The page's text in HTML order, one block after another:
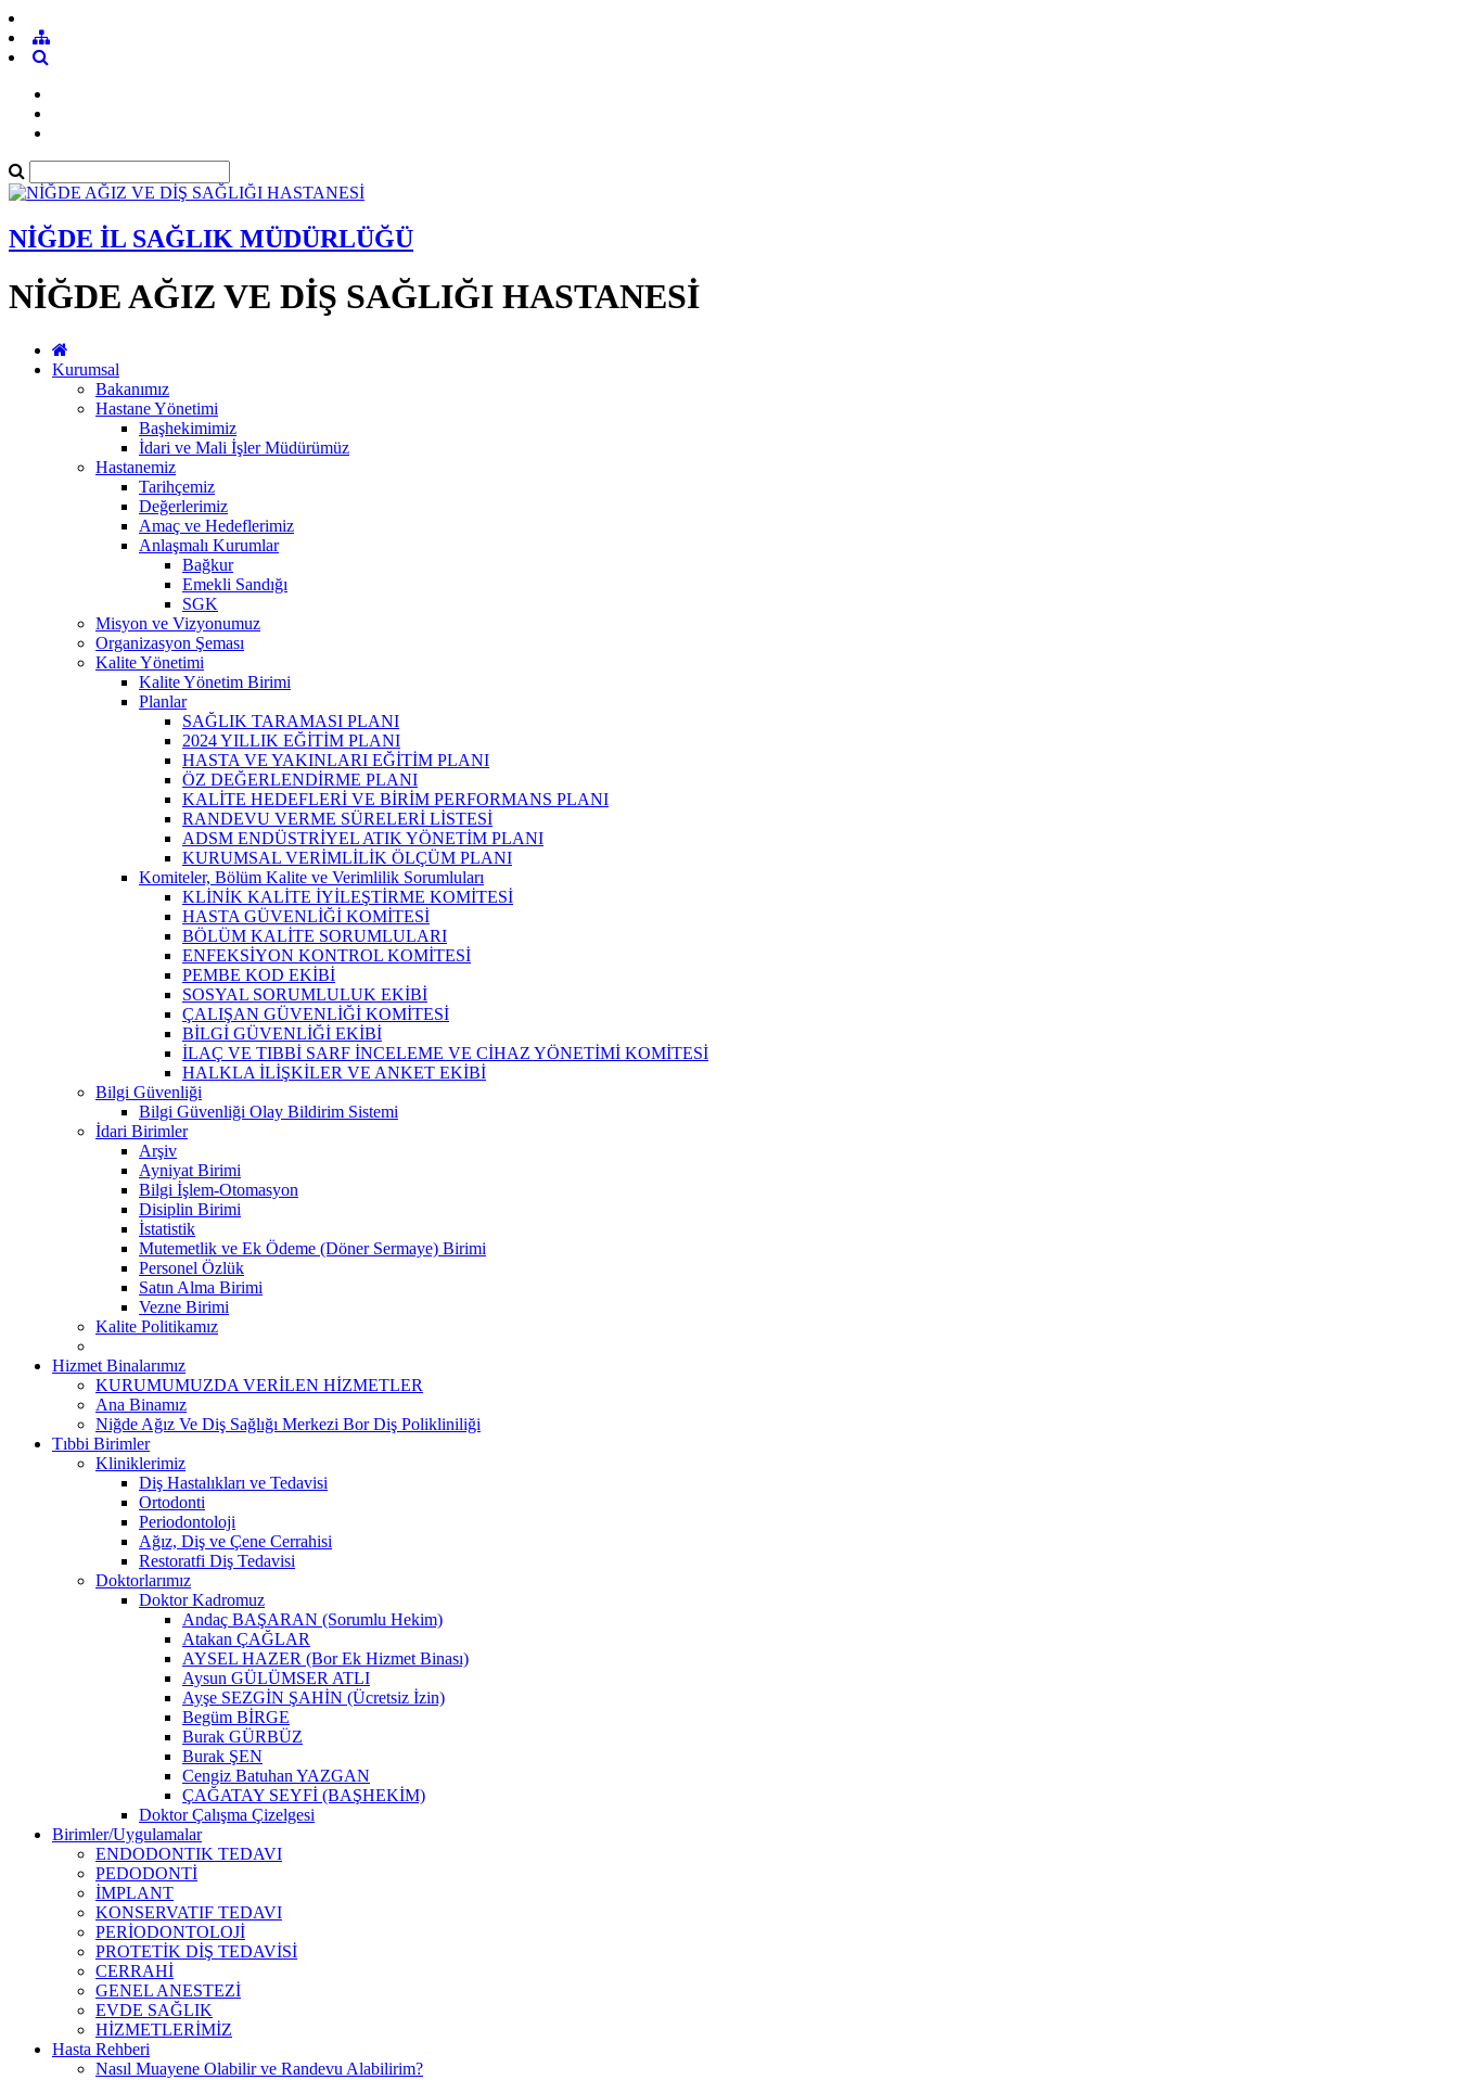
NİĞDE İL SAĞLIK MÜDÜRLÜĞÜ
NİĞDE AĞIZ VE DİŞ SAĞLIĞI HASTANESİ
Kurumsal
Bakanımız
Hastane Yönetimi
Başhekimimiz
İdari ve Mali İşler Müdürümüz
Hastanemiz
Tarihçemiz
Değerlerimiz
Amaç ve Hedeflerimiz
Anlaşmalı Kurumlar
Bağkur
Emekli Sandığı
SGK
Misyon ve Vizyonumuz
Organizasyon Şeması
Kalite Yönetimi
Kalite Yönetim Birimi
Planlar
SAĞLIK TARAMASI PLANI
2024 YILLIK EĞİTİM PLANI
HASTA VE YAKINLARI EĞİTİM PLANI
ÖZ DEĞERLENDİRME PLANI
KALİTE HEDEFLERİ VE BİRİM PERFORMANS PLANI
RANDEVU VERME SÜRELERİ LİSTESİ
ADSM ENDÜSTRİYEL ATIK YÖNETİM PLANI
KURUMSAL VERİMLİLİK ÖLÇÜM PLANI
Komiteler, Bölüm Kalite ve Verimlilik Sorumluları
KLİNİK KALİTE İYİLEŞTİRME KOMİTESİ
HASTA GÜVENLİĞİ KOMİTESİ
BÖLÜM KALİTE SORUMLULARI
ENFEKSİYON KONTROL KOMİTESİ
PEMBE KOD EKİBİ
SOSYAL SORUMLULUK EKİBİ
ÇALIŞAN GÜVENLİĞİ KOMİTESİ
BİLGİ GÜVENLİĞİ EKİBİ
İLAÇ VE TIBBİ SARF İNCELEME VE CİHAZ YÖNETİMİ KOMİTESİ
HALKLA İLİŞKİLER VE ANKET EKİBİ
Bilgi Güvenliği
Bilgi Güvenliği Olay Bildirim Sistemi
İdari Birimler
Arşiv
Ayniyat Birimi
Bilgi İşlem-Otomasyon
Disiplin Birimi
İstatistik
Mutemetlik ve Ek Ödeme (Döner Sermaye) Birimi
Personel Özlük
Satın Alma Birimi
Vezne Birimi
Kalite Politikamız
Hizmet Binalarımız
KURUMUMUZDA VERİLEN HİZMETLER
Ana Binamız
Niğde Ağız Ve Diş Sağlığı Merkezi Bor Diş Polikliniliği
Tıbbi Birimler
Kliniklerimiz
Diş Hastalıkları ve Tedavisi
Ortodonti
Periodontoloji
Ağız, Diş ve Çene Cerrahisi
Restoratfi Diş Tedavisi
Doktorlarımız
Doktor Kadromuz
Andaç BAŞARAN (Sorumlu Hekim)
Atakan ÇAĞLAR
AYSEL HAZER (Bor Ek Hizmet Binası)
Aysun GÜLÜMSER ATLI
Ayşe SEZGİN ŞAHİN (Ücretsiz İzin)
Begüm BİRGE
Burak GÜRBÜZ
Burak ŞEN
Cengiz Batuhan YAZGAN
ÇAĞATAY SEYFİ (BAŞHEKİM)
Doktor Çalışma Çizelgesi
Birimler/Uygulamalar
ENDODONTIK TEDAVI
PEDODONTİ
İMPLANT
KONSERVATIF TEDAVI
PERİODONTOLOJİ
PROTETİK DİŞ TEDAVİSİ
CERRAHİ
GENEL ANESTEZİ
EVDE SAĞLIK
HİZMETLERİMİZ
Hasta Rehberi
Nasıl Muayene Olabilir ve Randevu Alabilirim?